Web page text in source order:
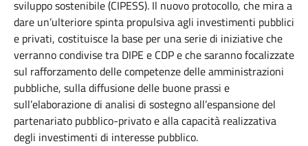
sviluppo sostenibile (CIPESS). Il nuovo protocollo, che mira a
dare un’ulteriore spinta propulsiva agli investimenti pubblici
e privati, costituisce la base per una serie di iniziative che
verranno condivise tra DIPE e CDP e che saranno focalizzate
sul rafforzamento delle competenze delle amministrazioni
pubbliche, sulla diffusione delle buone prassi e
sull’elaborazione di analisi di sostegno all’espansione del
partenariato pubblico-privato e alla capacità realizzativa
degli investimenti di interesse pubblico.